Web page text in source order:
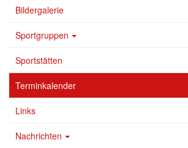
Bildergalerie
Sportgruppen
Sportstätten
Terminkalender
Links
Nachrichten